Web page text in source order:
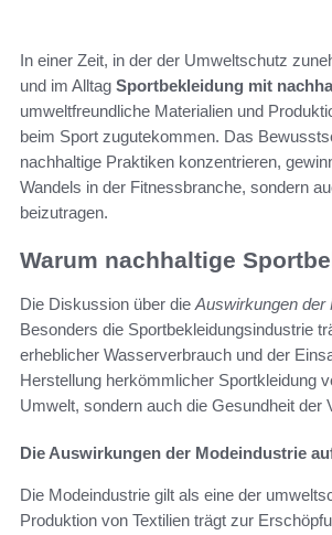
In einer Zeit, in der der Umweltschutz
und im Alltag Sportbekleidung mit
umweltfreundliche Materialien und
beim Sport zugutekommen. Das
nachhaltige Praktiken konzentrieren,
Wandels in der Fitnessbranche, sondern
beizutragen.
Warum nachhaltige
Die Diskussion über dieAuswirkungen der
Besonders die Sportbekleidungsindustrie
erheblicher Wasserverbrauch und der
Herstellung herkömmlicher Sportkleidung
Umwelt, sondern auch die Gesundheit der
Die Auswirkungen der Modeindustrie
Die Modeindustrie gilt als eine der
Produktion von Textilien trägt zur